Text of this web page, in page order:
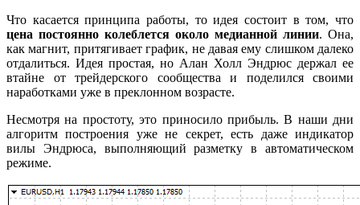
Что касается принципа работы, то идея состоит в том, что
цена постоянно колеблется около медианной линии. Она,
как магнит, притягивает график, не давая ему слишком далеко
отдалиться. Идея простая, но Алан Холл Эндрюс держал ее
втайне от трейдерского сообщества и поделился своими
наработками уже в преклонном возрасте.
Несмотря на простоту, это приносило прибыль. В наши дни
алгоритм построения уже не секрет, есть даже индикатор
вилы Эндрюса, выполняющий разметку в автоматическом
режиме.